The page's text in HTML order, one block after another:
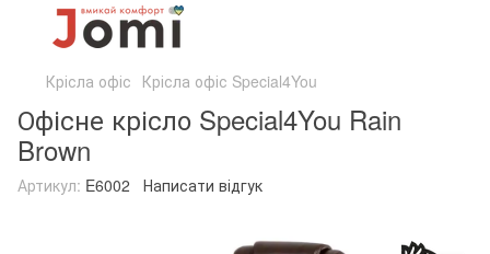
Крісла офіс Крісла офіс Special4You
Офісне крісло Special4You Rain
Brown
Артикул: E6002 Написати відгук